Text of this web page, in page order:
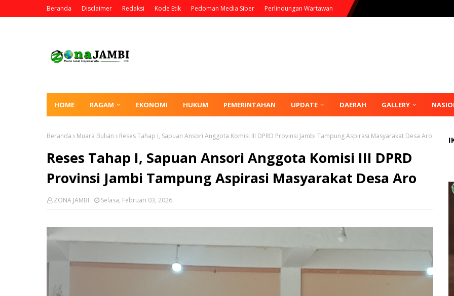
Beranda Disclaimer Redaksi Kode Etik Pedoman Media Siber Perlindungan Wartawan
HOME RAGAM EKONOMI HUKUM PEMERINTAHAN UPDATE DAERAH GALLERY
Beranda Muara Bulian Reses Tahap I, Sapuan Ansori Anggota Komisi III DPRD Provinsi Jambi Tampung Aspirasi Masyarakat Desa Aro
Reses Tahap I, Sapuan Ansori Anggota Komisi III DPRD
Provinsi Jambi Tampung Aspirasi Masyarakat Desa Aro
ZONA JAMBI Selasa, Februari 03, 2026